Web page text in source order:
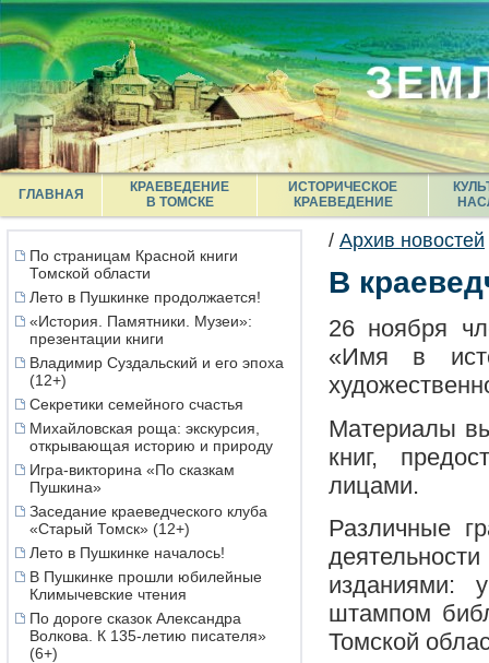
ГЛАВНАЯ
КРАЕВЕДЕНИЕ
В ТОМСКЕ
ИСТОРИЧЕСКОЕ
КРАЕВЕДЕНИЕ
По страницам Красной книги
Томской области
Лето в Пушкинке продолжается!
«История. Памятники. Музеи»:
презентации книги
Владимир Суздальский и его эпоха
(12+)
Секретики семейного счастья
Михайловская роща: экскурсия,
открывающая историю и природу
Игра-викторина «По сказкам
Пушкина»
Заседание краеведческого клуба
«Старый Томск» (12+)
Лето в Пушкинке началось!
В Пушкинке прошли юбилейные
Климычевские чтения
По дороге сказок Александра
Волкова. К 135-летию писателя»
(6+)
/ Архив новостей
В
26 ноября
«Имя в
Материалы
книг,
лицами.
Различные
изданиями:
штампом
Томской